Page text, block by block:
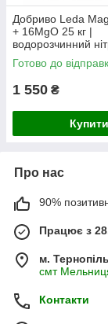
Добриво Leda
+ 16MgO 25 кг |
водорозчинний
для фертигації та
позакореневого
Готово до
1 550 ₴
Купити
Про нас
90%
Працює з
м. Тернопіль
смт
Контакти